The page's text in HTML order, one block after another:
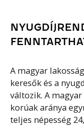
A magyar
keresők és a
változik. A
korúak aránya
teljes népesség